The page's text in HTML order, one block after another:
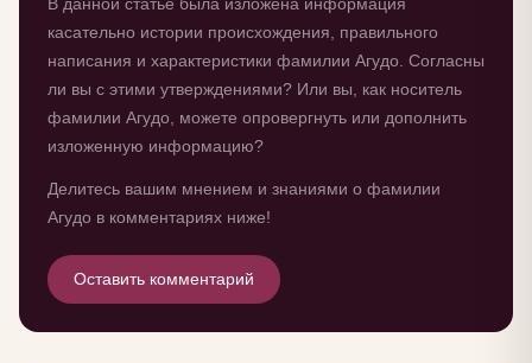
касательно истории происхождения, правильного
написания и характеристики фамилии Агудо. Согласны
ли вы с этими утверждениями? Или вы, как носитель
фамилии Агудо, можете опровергнуть или дополнить
изложенную информацию?
Делитесь вашим мнением и знаниями о фамилии
Агудо в комментариях ниже!
Оставить комментарий